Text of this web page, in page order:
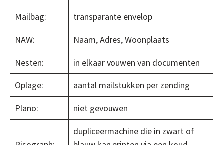
Mailbag:
transparante envelop
NAW:
Naam, Adres, Woonplaats
Nesten:
in elkaar vouwen van documenten
Oplage:
aantal mailstukken per zending
Plano:
niet gevouwen
dupliceermachine die in zwart of